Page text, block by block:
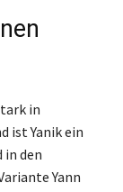
in
ist Yanik ein
in den
Yann